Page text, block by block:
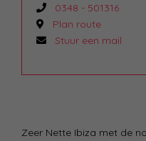
Zeer Nette Ibiza met de
0348 - 501316
Plan route
Stuur een mail